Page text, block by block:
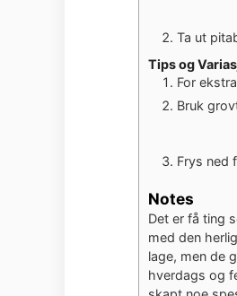
Ta ut
Tips og
For
Bruk
Frys ned
Notes
Det er få ting
med den
lage, men de
hverdags og